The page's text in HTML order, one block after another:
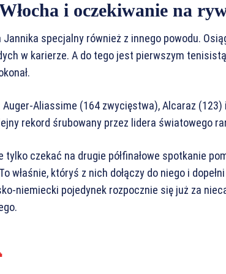
i oczekiwanie na
specjalny również z innego powodu.
w karierze. A do tego jest pierwszym
Aliassime (164 zwycięstwa), Alcaraz (123)
rekord śrubowany przez lidera światowego
czekać na drugie półfinałowe spotkanie
właśnie, któryś z nich dołączy do niego i dopełni
niemiecki pojedynek rozpocznie się już za